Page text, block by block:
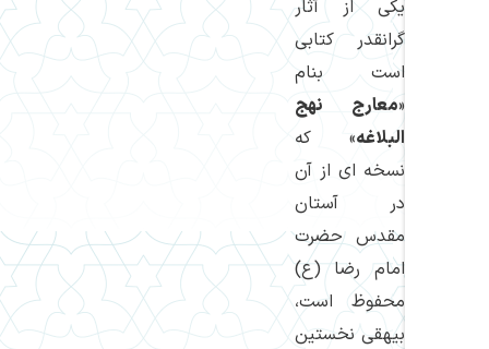
یكی از آثار
گرانقدر كتابی
است بنام
«معارج نهج
البلاغه» كه
نسخه ای از آن
در آستان
مقدس حضرت
امام رضا (ع)
محفوظ است،
بیهقی نخستین